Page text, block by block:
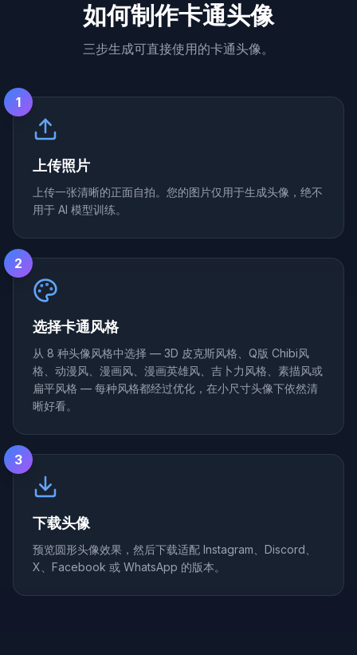
如何制作卡通头像
三步生成可直接使用的卡通头像。
1
上传照片
上传一张清晰的正面自拍。您的图片仅用于生成头像，绝不
用于 AI 模型训练。
2
选择卡通风格
从 8 种头像风格中选择 — 3D 皮克斯风格、Q版 Chibi风
格、动漫风、漫画风、漫画英雄风、吉卜力风格、素描风或
扁平风格 — 每种风格都经过优化，在小尺寸头像下依然清
晰好看。
3
下载头像
预览圆形头像效果，然后下载适配 Instagram、Discord、
X、Facebook 或 WhatsApp 的版本。